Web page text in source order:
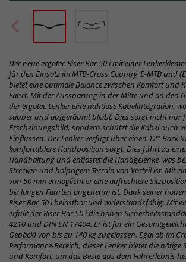
Der neue ergotec Riser Bar 50 i mit einer
für den Einsatz im MTB-Cross Country, E-MTB und
bietet eine optimale Balance zwischen Komfort und
Fahrt. Mit der Aussparung in der Mitte und an den
der ergotec Lenker eine nahtlose Kabelintegration,
sauber und aufgeräumt bleibt. Dies sorgt nicht nur
Erscheinungsbild, sondern schützt die Kabel auch
Einflüssen. Der Lenker verfügt über einen 12° Back
komfortablere Handposition sorgt. Dies führt zu
Handhaltung und entlastet die Handgelenke, was
Strecken und holprigem Terrain von Vorteil ist. Mit
von 50 mm ermöglicht er eine aufrechtere
bei langen Fahrten angenehm ist. Dank seiner
Riser Bar 50 i belastbar und widerstandsfähig. Mit
erfüllt der Riser Bar 50 i die hohen
4210 und DIN EN 17404. Er ist für ein
Gepäck) von bis zu 140 kg zugelassen. Egal ob im
Performance-Bereich, dieser Lenker bietet die nötige
und Komfort, um das Beste aus dem Fahrerlebnis